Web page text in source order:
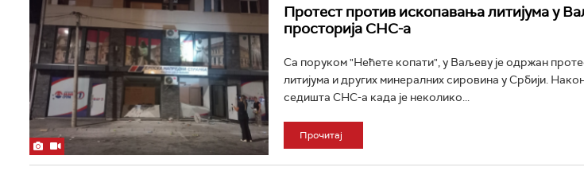
Протест против ископавања литијума у
просторија СНС-а
Са поруком "Нећете копати", у Ваљеву је одржан
литијума и других минералних сировина у Србији.
седишта СНС-а када је неколико...
Прочитај